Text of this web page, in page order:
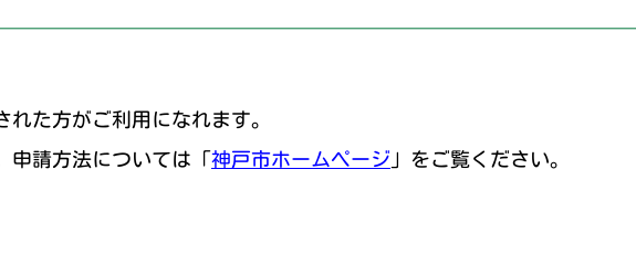
た方がご利用になれます。
申請方法については「神戸市ホームページ 」をご覧ください。